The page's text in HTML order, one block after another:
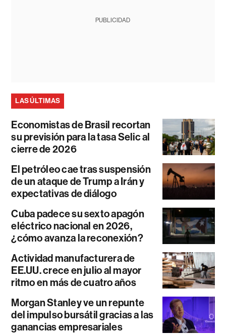
PUBLICIDAD
LAS ÚLTIMAS
Economistas de Brasil recortan
su previsión para la tasa Selic al
cierre de 2026
El petróleo cae tras suspensión
de un ataque de Trump a Irán y
expectativas de diálogo
Cuba padece su sexto apagón
eléctrico nacional en 2026,
¿cómo avanza la reconexión?
Actividad manufacturera de
EE.UU. crece en julio al mayor
ritmo en más de cuatro años
Morgan Stanley ve un repunte
del impulso bursátil gracias a las
ganancias empresariales